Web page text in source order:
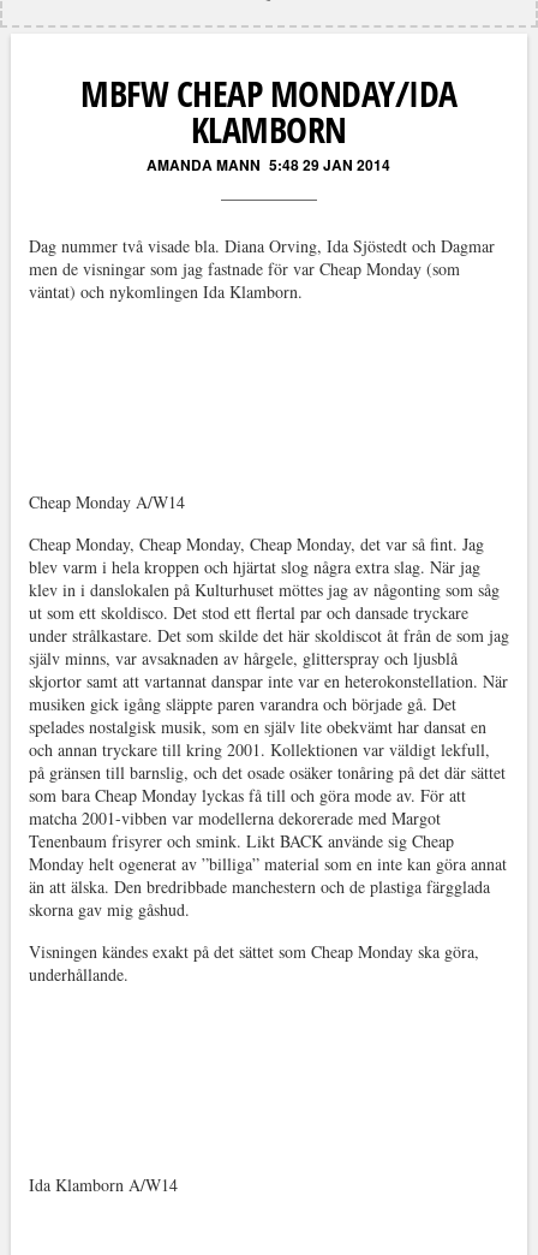
MBFW CHEAP MONDAY/IDA
KLAMBORN
AMANDA MANN 5:48 29 JAN 2014
Dag nummer två visade bla. Diana Orving, Ida Sjöstedt och Dagmar
men de visningar som jag fastnade för var Cheap Monday (som
väntat) och nykomlingen Ida Klamborn.
Cheap Monday A/W14
Cheap Monday, Cheap Monday, Cheap Monday, det var så fint. Jag
blev varm i hela kroppen och hjärtat slog några extra slag. När jag
klev in i danslokalen på Kulturhuset möttes jag av någonting som såg
ut som ett skoldisco. Det stod ett flertal par och dansade tryckare
under strålkastare. Det som skilde det här skoldiscot åt från de som jag
själv minns, var avsaknaden av hårgele, glitterspray och ljusblå
skjortor samt att vartannat danspar inte var en heterokonstellation. När
musiken gick igång släppte paren varandra och började gå. Det
spelades nostalgisk musik, som en själv lite obekvämt har dansat en
och annan tryckare till kring 2001. Kollektionen var väldigt lekfull,
på gränsen till barnslig, och det osade osäker tonåring på det där sättet
som bara Cheap Monday lyckas få till och göra mode av. För att
matcha 2001-vibben var modellerna dekorerade med Margot
Tenenbaum frisyrer och smink. Likt BACK använde sig Cheap
Monday helt ogenerat av ”billiga” material som en inte kan göra annat
än att älska. Den bredribbade manchestern och de plastiga färgglada
skorna gav mig gåshud.
Visningen kändes exakt på det sättet som Cheap Monday ska göra,
underhållande.
Ida Klamborn A/W14